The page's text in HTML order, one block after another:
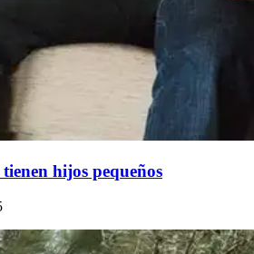
hijos pequeños